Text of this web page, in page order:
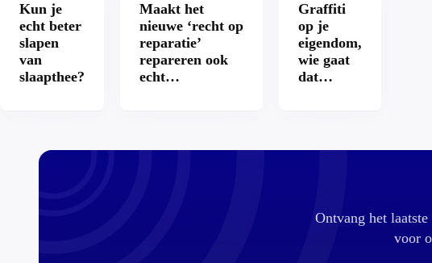
Kun je
echt beter
slapen
van
slaapthee?
Maakt het
nieuwe ‘recht op
reparatie’
repareren ook
echt
Graffiti
op je
eigendom,
wie gaat
dat
Ontvang het
voor